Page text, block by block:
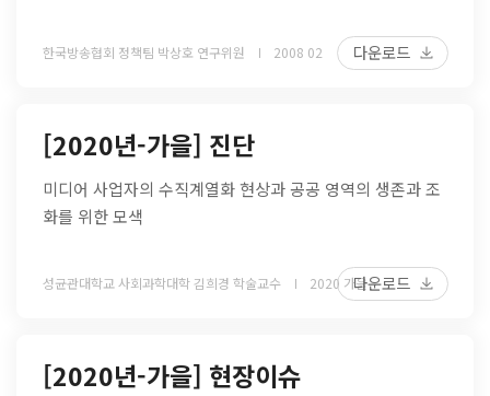
한국방송협회 정책팀 박상호 연구위원 2008 02 다운로드
[2020년-가을] 진단
미디어 사업자의 수직계열화 현상과 공공 영역의 생존과 조
화를 위한 모색
성균관대학교 사회과학대학 김희경 학술교수 2020 가을다운로드
[2020년-가을] 현장이슈